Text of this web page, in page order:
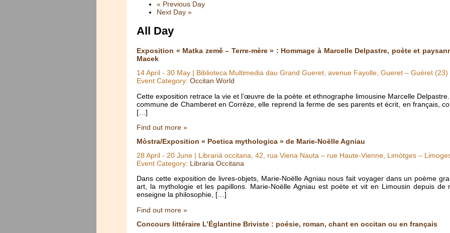
« Previous Day
Next Day »
All Day
Exposition « Matka země – Terre-mère » : Hommage à Marcelle Delpastre, poète et
Macek
14 April - 30 May | Biblioteca Multimedia dau Grand Gueret, avenue Fayolle, Gueret – Guéret (23)
Event Category: Occitan World
Cette exposition retrace la vie et l’œuvre de la poète et ethnographe limousine Marcelle
commune de Chamberet en Corrèze, elle reprend la ferme de ses parents et écrit, en français,
[…]
Find out more »
Mòstra/Exposition « Poetica mythologica » de Marie-Noëlle Agniau
28 April - 20 June | Librariá occitana, 42, rua Viena Nauta – rue Haute-Vienne, Limòtges –
Event Category: Libraria Occitana
Dans cette exposition de livres-objets, Marie-Noëlle Agniau nous fait voyager dans un poème
art, la mythologie et les papillons. Marie-Noëlle Agniau est poète et vit en Limousin depuis de
enseigne la philosophie, […]
Find out more »
Concours littéraire L’Églantine Briviste : poésie, roman, chant en occitan ou en français